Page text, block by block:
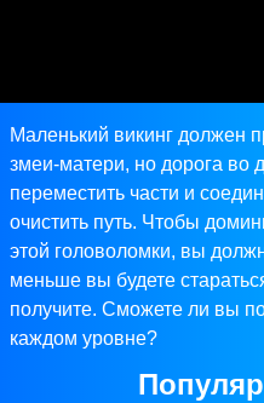
Маленький викинг должен
змеи-матери, но дорога во
переместить части и
очистить путь. Чтобы
этой головоломки, вы
меньше вы будете
получите. Сможете ли вы
каждом уровне?